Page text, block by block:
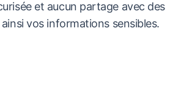
et aucun partage avec des
vos informations sensibles.